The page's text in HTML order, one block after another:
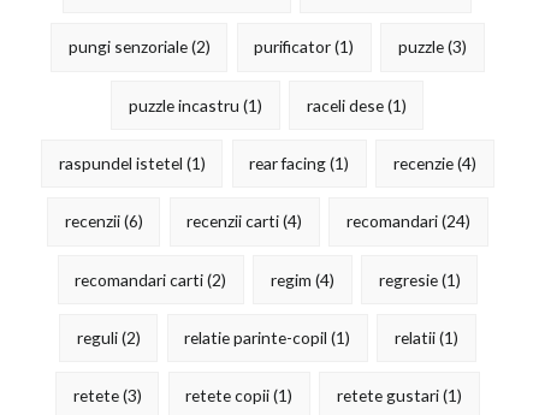
pungi senzoriale(2) purificator(1) puzzle(3)
puzzle incastru (1) raceli dese(1)
raspundel istetel (1) rear facing(1) recenzie(4)
recenzii(6) recenzii carti(4) recomandari(24)
recomandari carti(2) regim (4) regresie(1)
reguli(2) relatie parinte-copil (1) relatii(1)
retete(3) retete copii(1) retete gustari(1)